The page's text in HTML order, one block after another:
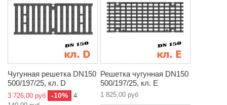
Чугунная решетка DN150
500/197/25, кл. D
3 726,00 руб -10%
4
Решетка чугунная DN150
500/197/25, кл. E
1 825,00 руб